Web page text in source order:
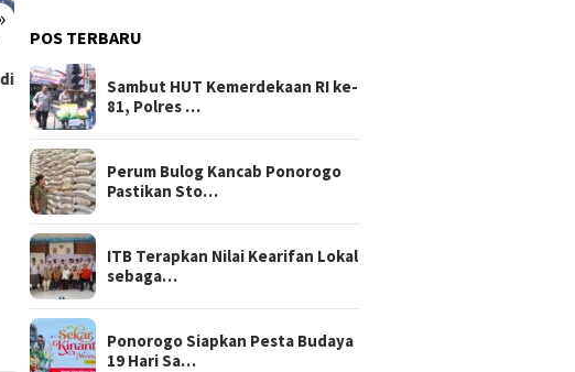
Pesta
Sambut Hari
Kasus Tunjangan Perumahan
Dewan
POS TERBARU
Sambut HUT Kemerdekaan RI ke-
81, Polres …
Perum Bulog Kancab Ponorogo
Pastikan Sto…
ITB Terapkan Nilai Kearifan Lokal
sebaga…
Ponorogo Siapkan Pesta Budaya
19 Hari Sa…